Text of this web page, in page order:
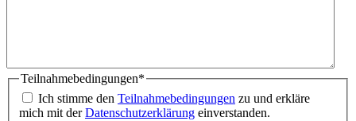
Teilnahmebedingungen*
Ich stimme den Teilnahmebedingungen zu und erkläre
mich mit derDatenschutzerklärung einverstanden.